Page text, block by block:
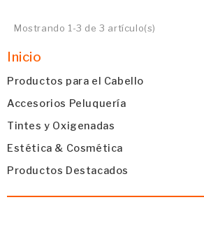
Mostrando 1-3 de 3 artículo(s)
Inicio
Productos para el Cabello
Accesorios Peluquería
Tintes y Oxigenadas
Estética & Cosmética
Productos Destacados